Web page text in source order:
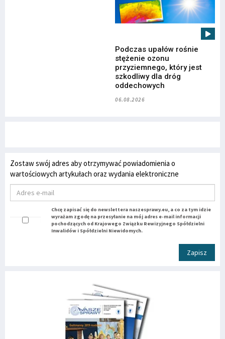
Podczas upałów rośnie
stężenie ozonu
przyziemnego, który jest
szkodliwy dla dróg
oddechowych
06.08.2026
Zostaw swój adres aby otrzymywać powiadomienia o
wartościowych artykułach oraz wydania elektroniczne
Chcę zapisać się do newslettera naszesprawy.eu, a co za tym idzie
wyrażam zgodę na przesyłanie na mój adres e-mail informacji
pochodzących od Krajowego Związku Rewizyjnego Spółdzielni
Inwalidów i Spółdzielni Niewidomych.
Zapisz